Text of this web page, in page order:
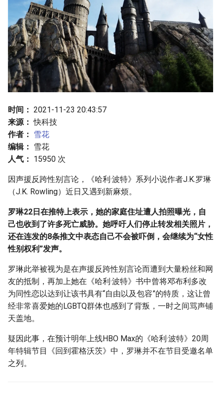
g
s
e
a
c
h
时间： 2021-11-23 20:43:57
来源： 快科技
作者： 雪花
编辑： 雪花
人气： 15950 次
因声援反跨性别言论，《哈利·波特》系列小说作者J.K.罗琳
（J.K. Rowling）近日又遇到新麻烦。
罗琳22日在推特上表示，她的家庭住址遭人拍照曝光，自
己也收到了许多死亡威胁。她呼吁人们停止转发相关照片，
还在连发的8条推文中表态自己不会被吓倒，会继续为“女性
性别权利”发声。
罗琳此举被视为是在声援反跨性别言论而遭到大量粉丝和网
友的抵制，再加上她在《哈利·波特》书中曾将邓布利多改
为同性恋以达到让该书具有“自由以及包容”的特质，这让曾
经非常喜爱她的LGBTQ群体也感到了背叛，一时之间骂声铺
天盖地。
疑因此事，在预计明年上线HBO Max的《哈利·波特》20周
年特辑节目《回到霍格沃茨》中，罗琳并不在节目受邀名单
之列。